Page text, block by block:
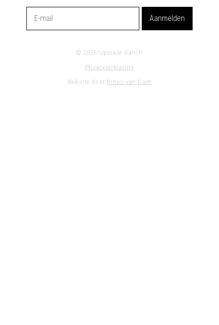
© 2026 IJpelaar danst!
Privacyverklaring
Website door Rinus van Dam